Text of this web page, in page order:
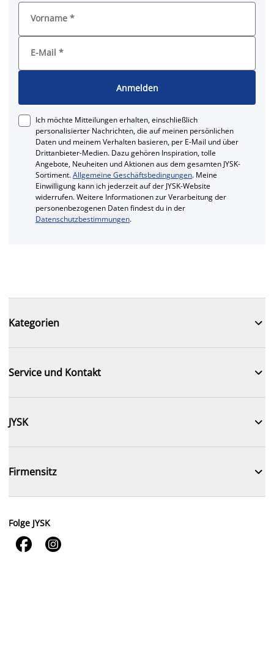
Vorname *
E-Mail *
Anmelden
Ich möchte Mitteilungen erhalten, einschließlich
personalisierter Nachrichten, die auf meinen persönlichen
Daten und meinem Verhalten basieren, per E-Mail und über
Drittanbieter-Medien. Dazu gehören Inspiration, tolle
Angebote, Neuheiten und Aktionen aus dem gesamten JYSK-
Sortiment.Allgemeine Geschäftsbedingungen. Meine
Einwilligung kann ich jederzeit auf der JYSK-Website
widerrufen. Weitere Informationen zur Verarbeitung der
personenbezogenen Daten findest du in der
Datenschutzbestimmungen.
Kategorien 
Service und Kontakt 
JYSK 
Firmensitz 
Folge JYSK
 